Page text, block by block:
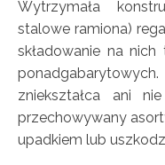
Wytrzymała
stalowe ramiona)
składowanie na
zniekształca ani
przechowywany
upadkiem lub